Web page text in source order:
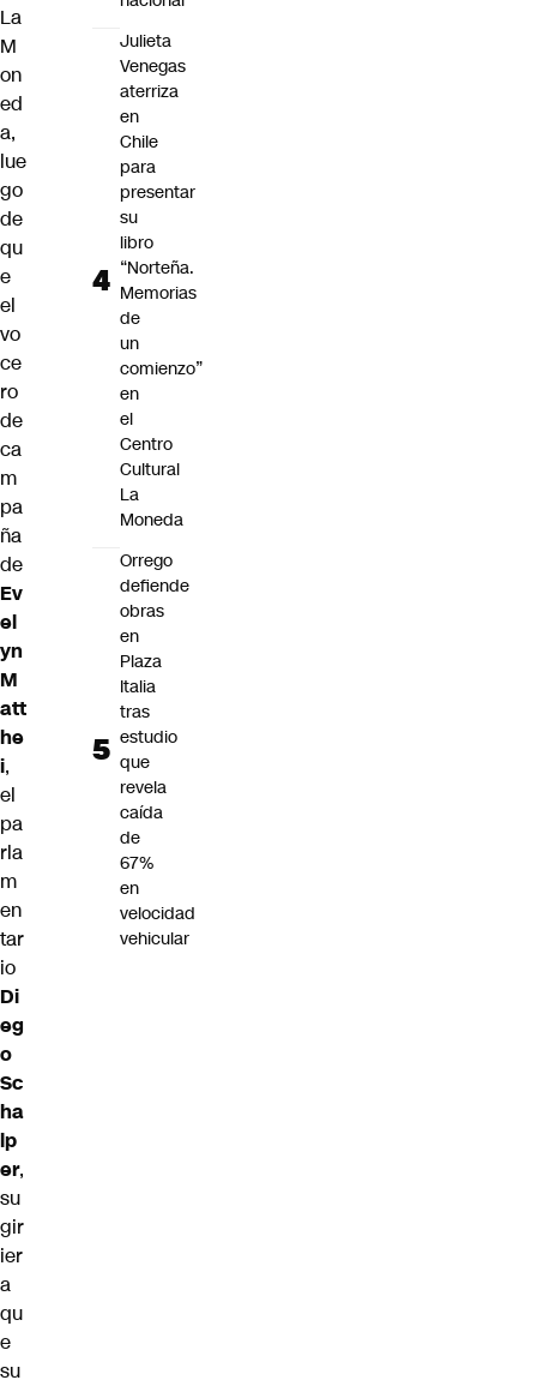
La
M
on
ed
a,
lue
go
de
qu
e
el
vo
ce
ro
de
ca
m
pa
ña
de
Ev
el
yn
M
att
he
i,
el
pa
rla
m
en
tar
io
Di
eg
o
Sc
ha
lp
er,
su
gir
ier
a
qu
e
su
Julieta
Venegas
aterriza
en
Chile
para
presentar
su
libro
“Norteña.
Memorias
de
un
comienzo”
en
el
Centro
Cultural
La
Moneda
Orrego
defiende
obras
en
Plaza
Italia
tras
estudio
que
revela
caída
de
67%
en
velocidad
vehicular